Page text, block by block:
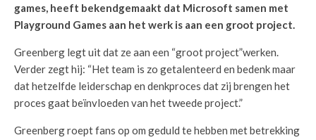
games, heeft bekendgemaakt dat Microsoft samen met
Playground Games aan het werk is aan een groot project.
Greenberg legt uit dat ze aan een “groot project”werken.
Verder zegt hij: “Het team is zo getalenteerd en bedenk maar
dat hetzelfde leiderschap en denkproces dat zij brengen het
proces gaat beïnvloeden van het tweede project.”
Greenberg roept fans op om geduld te hebben met betrekking